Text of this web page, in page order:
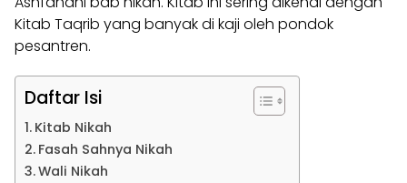
Kitab Taqrib yang banyak di kaji oleh pondok
pesantren.
Daftar Isi
Kitab Nikah
Fasah Sahnya Nikah
Wali Nikah